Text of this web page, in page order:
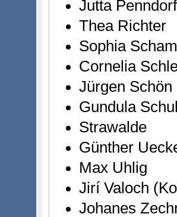
Jutta Penndorf
Thea Richter
Sophia
Cornelia
Jürgen Schön
Gundula
Strawalde
Günther
Max Uhlig
Jirí Valoch
Johanes